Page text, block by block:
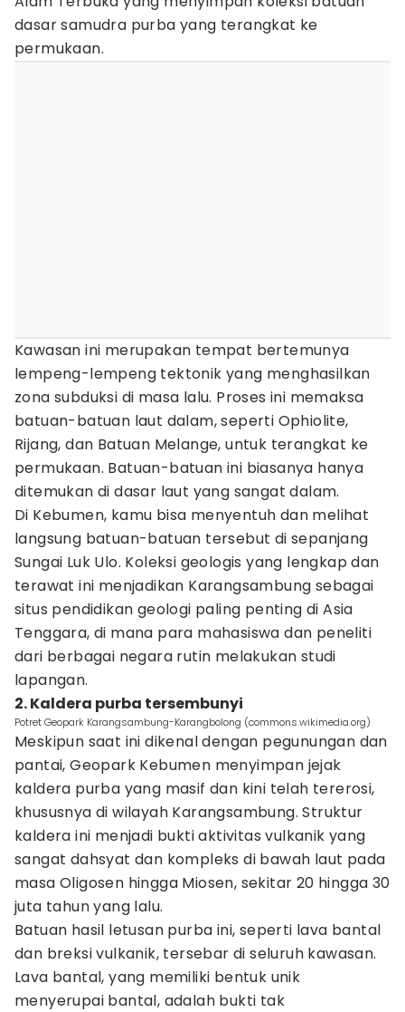
dasar samudra purba yang terangkat ke
permukaan.
Kawasan ini merupakan tempat bertemunya
lempeng-lempeng tektonik yang menghasilkan
zona subduksi di masa lalu. Proses ini memaksa
batuan-batuan laut dalam, seperti Ophiolite,
Rijang, dan Batuan Melange, untuk terangkat ke
permukaan. Batuan-batuan ini biasanya hanya
ditemukan di dasar laut yang sangat dalam.
Di Kebumen, kamu bisa menyentuh dan melihat
langsung batuan-batuan tersebut di sepanjang
Sungai Luk Ulo. Koleksi geologis yang lengkap dan
terawat ini menjadikan Karangsambung sebagai
situs pendidikan geologi paling penting di Asia
Tenggara, di mana para mahasiswa dan peneliti
dari berbagai negara rutin melakukan studi
lapangan.
2. Kaldera purba tersembunyi
Potret Geopark Karangsambung-Karangbolong (commons.wikimedia.org)
Meskipun saat ini dikenal dengan pegunungan dan
pantai, Geopark Kebumen menyimpan jejak
kaldera purba yang masif dan kini telah tererosi,
khususnya di wilayah Karangsambung. Struktur
kaldera ini menjadi bukti aktivitas vulkanik yang
sangat dahsyat dan kompleks di bawah laut pada
masa Oligosen hingga Miosen, sekitar 20 hingga 30
juta tahun yang lalu.
Batuan hasil letusan purba ini, seperti lava bantal
dan breksi vulkanik, tersebar di seluruh kawasan.
Lava bantal, yang memiliki bentuk unik
menyerupai bantal, adalah bukti tak